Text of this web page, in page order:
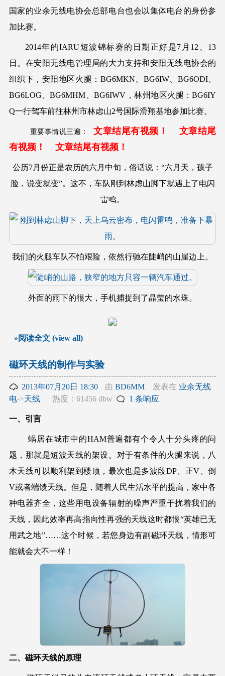
国家的业余无线电协会总部电台也会以集体电台的身份参
加比赛。
2014年的IARU短波锦标赛的日期正好是7月12、13
日。在安阳无线电管理局的大力支持和安阳无线电协会的
组织下，安阳地区火腿：BG6MKN、BG6IW、BG6ODI、
BG6LOG、BG6MHM、BG6IWV，林州地区火腿：BG6IY
Q一行驾车前往林州市林虑山2号国际滑翔基地参加比赛。
重要事情说三遍： 文章结尾有视频！ 文章结尾
有视频！ 文章结尾有视频！
公历7月份正是农历的六月中旬，俗话说：“六月天，孩子
脸，说变就变”。这不，车队刚到林虑山脚下就遇上了电闪
雷鸣。
我们的火腿车队不怕艰险，依然行驰在陡峭的山崖边上。
外面的雨下的很大，手机捕捉到了晶莹的水珠。
»阅读全文 (view all)
磁环天线的制作与实验
2013年07月20日 18:30 由BD6MM 发表在 业余无线
电->天线 热度：61456 dbw 1 条响应
一、引言
蜗居在城市中的HAM普遍都有个令人十分头疼的问
题，那就是短波天线的架设。对于有条件的火腿来说，八
木天线可以顺利架到楼顶，最次也是多波段DP、正V、倒
V或者端馈天线。但是，随着人民生活水平的提高，家中各
种电器齐全，这些用电设备辐射的噪声严重干扰着我们的
天线，因此效率再高指向性再强的天线这时都恨“英雄已无
用武之地”……这个时候，若您身边有副磁环天线，情形可
能就会大不一样！
二、磁环天线的原理